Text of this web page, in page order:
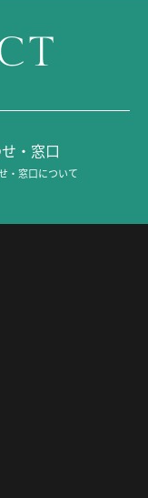
・窓口
・窓口について